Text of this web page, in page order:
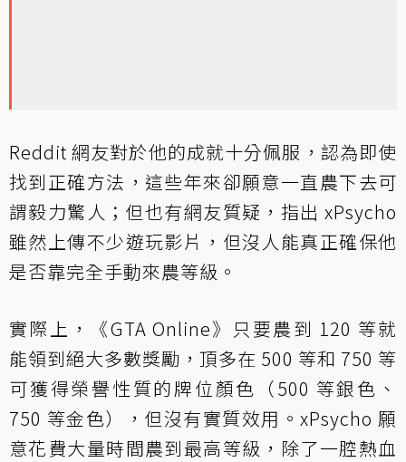
Reddit 網友對於他的成就十分佩服，認為即使
找到正確方法，這些年來卻願意一直農下去可
謂毅力驚人；但也有網友質疑，指出 xPsycho
雖然上傳不少遊玩影片，但沒人能真正確保他
是否靠完全手動來農等級。
實際上，《GTA Online》只要農到 120 等就
能領到絕大多數獎勵，頂多在 500 等和 750 等
可獲得榮譽性質的牌位顏色（500 等銀色、
750 等金色），但沒有實質效用。xPsycho 願
意花費大量時間農到最高等級，除了一腔熱血